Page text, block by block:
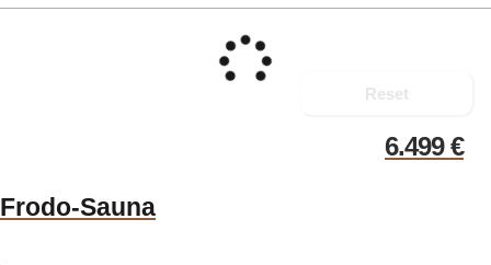
Reset
6.499€
Frodo-Sauna